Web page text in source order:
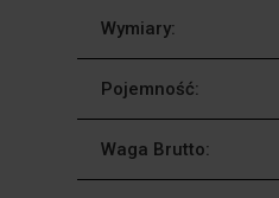
Wymiary:
Pojemność:
Waga Brutto: